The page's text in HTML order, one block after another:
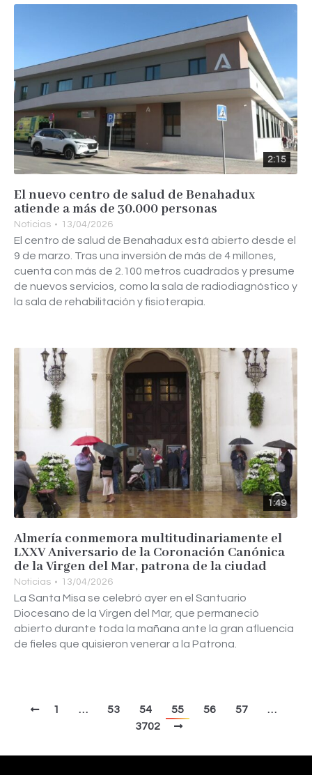
2:15
El nuevo centro de salud de Benahadux
atiende a más de 30.000 personas
Noticias 13/04/2026
El centro de salud de Benahadux está abierto desde el
9 de marzo. Tras una inversión de más de 4 millones,
cuenta con más de 2.100 metros cuadrados y presume
de nuevos servicios, como la sala de radiodiagnóstico y
la sala de rehabilitación y fisioterapia.
1:49
Almería conmemora multitudinariamente el
LXXV Aniversario de la Coronación Canónica
de la Virgen del Mar, patrona de la ciudad
Noticias 13/04/2026
La Santa Misa se celebró ayer en el Santuario
Diocesano de la Virgen del Mar, que permaneció
abierto durante toda la mañana ante la gran afluencia
de fieles que quisieron venerar a la Patrona.
1 … 53 54 55 56 57
…
3702